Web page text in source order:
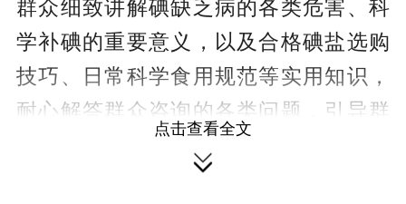
群众细致讲解碘缺乏病的各类危害、科
学补碘的重要意义，以及合格碘盐选购
技巧、日常科学食用规范等实用知识，
耐心解答群众咨询的各类问题，引导群
众树立科学用盐、健康饮食的生活理
念，切实增强群众自我健康防护意识。
点击查看全文
